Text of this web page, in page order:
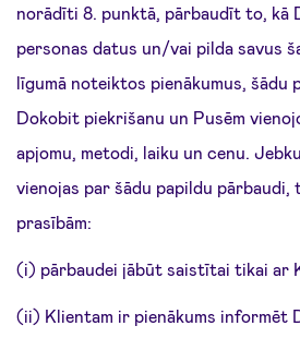
norādīti 8. punktā, pārbaudīt to, kā
personas datus un/vai pilda savus
līgumā noteiktos pienākumus, šādu
Dokobit piekrišanu un Pusēm
apjomu, metodi, laiku un cenu.
vienojas par šādu papildu pārbaudi,
prasībām:
(i) pārbaudei jābūt saistītai tikai ar
(ii) Klientam ir pienākums informēt